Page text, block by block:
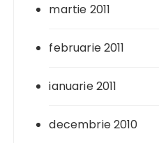
martie 2011
februarie 2011
ianuarie 2011
decembrie 2010